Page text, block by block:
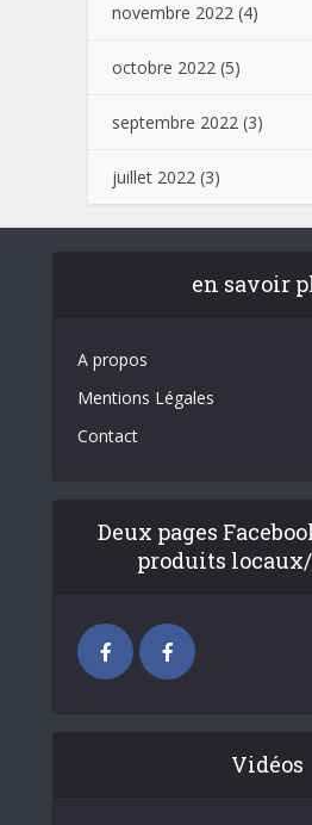
novembre 2022 (4)
octobre 2022 (5)
septembre 2022 (3)
juillet 2022 (3)
en savoir
A propos
Mentions Légales
Contact
Deux pages
produits
Vidéos